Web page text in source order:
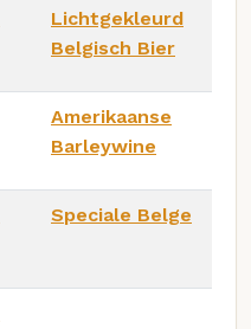
Lichtgekleurd
Belgisch Bier
Amerikaanse
Barleywine
Speciale Belge